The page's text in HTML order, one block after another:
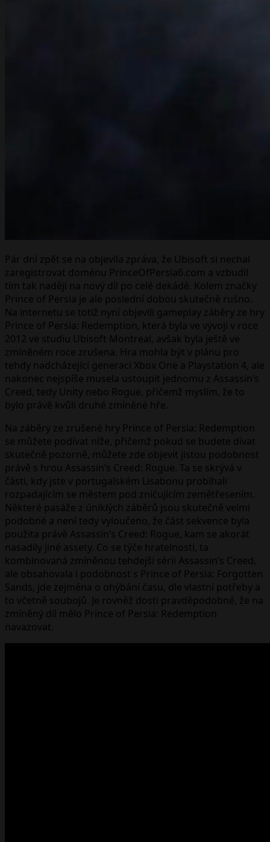
Pár dní zpět se na objevila zpráva, že Ubisoft si nechal
zaregistrovat doménu PrinceOfPersia6.com a vzbudil
tím tak naději na nový díl po celé dekádě. Kolem značky
Prince of Persia je ale poslední dobou skutečně rušno.
Na internetu se totiž nyní objevili gameplay záběry ze hry
Prince of Persia: Redemption, která byla ve vývoji v roce
2012 ve studiu Ubisoft Montreal, avšak byla ještě ve
zmíněném roce zrušena. Hra mohla být v plánu pro
tehdy nadcházející generaci Xbox One a Playstation 4, ale
nakonec nejspíše musela ustoupit jednomu z Assassin’s
Creed, tedy Unity nebo Rogue, přičemž myslím, že to
bylo právě kvůli druhé zmíněné hře.
Na záběry ze zrušené hry Prince of Persia: Redemption
se můžete podívat níže, přičemž pokud se budete dívat
skutečně pozorně, můžete zde objevit jistou podobnost
právě s hrou Assassin’s Creed: Rogue. Ta se skrývá v
části, kdy jste v portugalském Lisabonu probíhali
rozpadajícím se městem pod zničujícím zemětřesením.
Některé pasáže z úniklých záběrů jsou skutečně velmi
podobné a není tedy vyloučeno, že část sekvence byla
použita právě Assassin’s Creed: Rogue, kam se akorát
nasadily jiné assety. Co se týče hratelnosti, ta
kombinovaná zmíněnou tehdejší sérii Assassin’s Creed,
ale obsahovala i podobnost s Prince of Persia: Forgotten
Sands, jde zejména o ohýbání času, dle vlastní potřeby a
to včetně soubojů. Je rovněž dosti pravděpodobné, že na
zmíněný díl mělo Prince of Persia: Redemption
navazovat.